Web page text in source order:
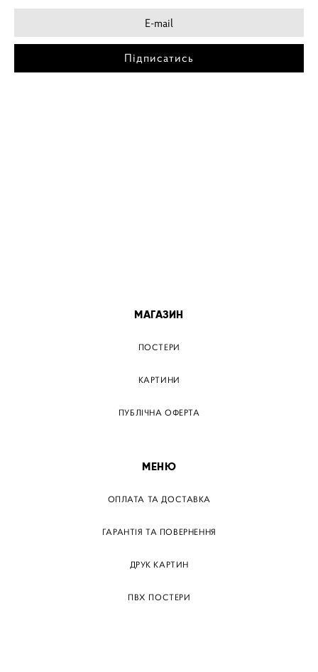
Підписатись
МАГАЗИН
ПОСТЕРИ
КАРТИНИ
ПУБЛІЧНА ОФЕРТА
МЕНЮ
ОПЛАТА ТА ДОСТАВКА
ГАРАНТІЯ ТА ПОВЕРНЕННЯ
ДРУК КАРТИН
ПВХ ПОСТЕРИ